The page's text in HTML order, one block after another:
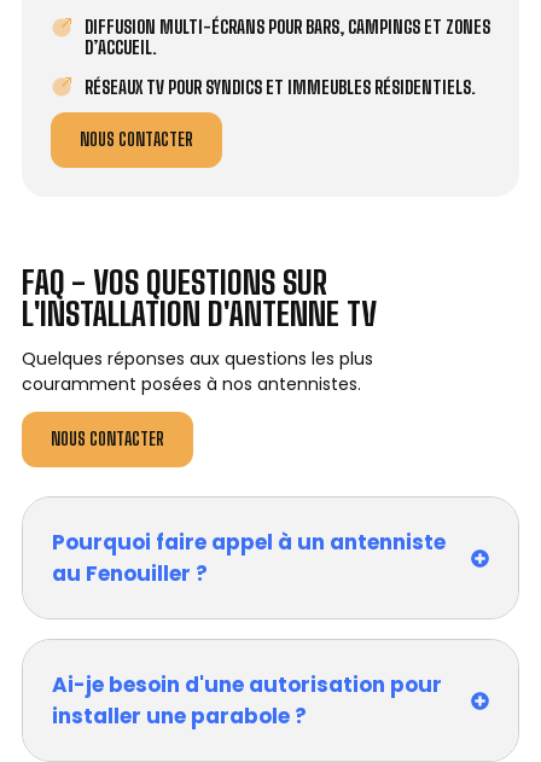
DIFFUSION MULTI-ÉCRANS POUR BARS, CAMPINGS ET ZONES
D’ACCUEIL.
RÉSEAUX TV POUR SYNDICS ET IMMEUBLES RÉSIDENTIELS.
NOUS CONTACTER
FAQ - VOS QUESTIONS SUR
L'INSTALLATION D'ANTENNE TV
Quelques réponses aux questions les plus
couramment posées à nos antennistes.
NOUS CONTACTER
Pourquoi faire appel à un antenniste
au Fenouiller ?
Ai-je besoin d'une autorisation pour
installer une parabole ?